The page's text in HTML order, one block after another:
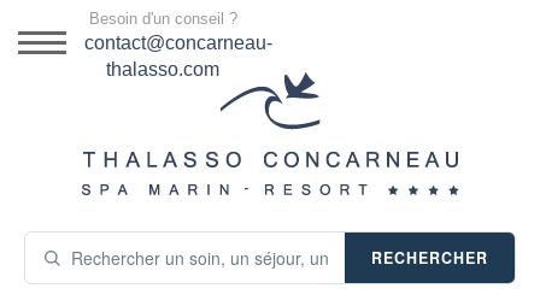
DESTINATION
SÉJOURS THALASSO
Besoin d'un conseil ?
contact@concarneau-
thalasso.com
RECHERCHER